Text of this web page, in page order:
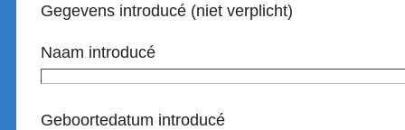
Gegevens introducé (niet verplicht)
Naam introducé
Geboortedatum introducé